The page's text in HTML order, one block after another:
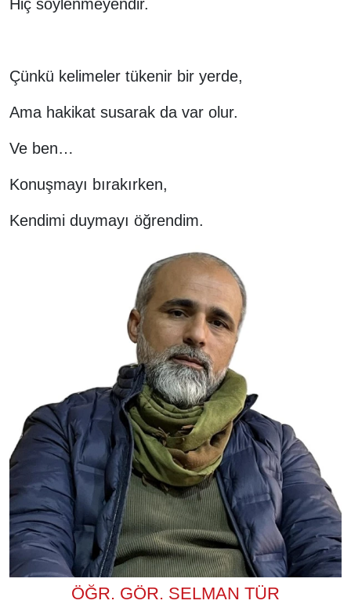
Hiç söylenmeyendir.
Çünkü kelimeler tükenir bir yerde,
Ama hakikat susarak da var olur.
Ve ben…
Konuşmayı bırakırken,
Kendimi duymayı öğrendim.
ÖĞR. GÖR. SELMAN TÜR